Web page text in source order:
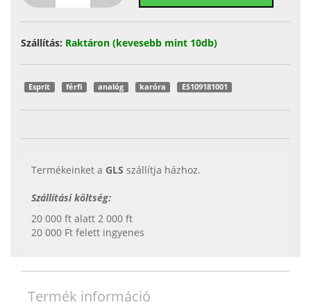
Szállítás: Raktáron (kevesebb mint 10db)
Esprit férfi analóg karóra ES109181001
Termékeinket a GLS szállítja házhoz.
Szállítási költség:
20 000 ft alatt 2 000 ft
20 000 Ft felett ingyenes
Termék információ